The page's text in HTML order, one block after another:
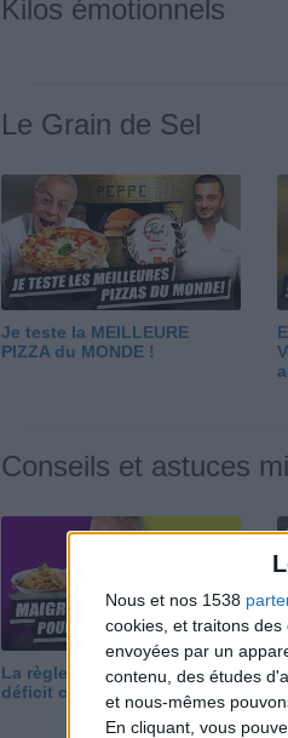
Nous et nos 1538
cookies, et traitons
envoyées par un
contenu, des études
et nous-mêmes
En cliquant, vous
Kilos émotionnels
Le Grain de Sel
Je teste la MEILLEURE
PIZZA du MONDE !
Conseils et astuces
La règle N°1 pour maigrir : le
déficit calorique